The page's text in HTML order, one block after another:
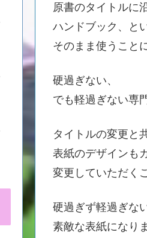
原書のタイトルに
ハンドブック、と
そのまま使うこと
硬過ぎない、
でも軽過ぎない専
タイトルの変更と
表紙のデザインも
変更していただく
硬過ぎず軽過ぎない
素敵な表紙になり